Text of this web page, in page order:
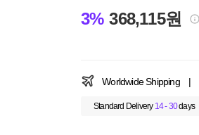
3% 368,115원
Worldwide Shipping |
Standard Delivery 14 - 30days